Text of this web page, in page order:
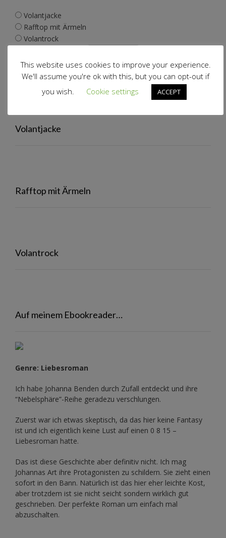
Volantjacke
Rafftop mit Ärmeln
Volantrock
View Results
Polls Archive
Volantjacke
Rafftop mit Ärmeln
Volantrock
Auf meinem Ebookreader…
Genre: Liebesroman
Ich habe Johanna Benden durch Zufall entdeckt und ihre
“Nebelsphäre”-Reihe geradezu verschlungen.
Zuerst war ich etwas skeptisch, da das hier keine Fantasy
ist und ich eigentlich keine Lust auf einen 0 8 15 –
Liebesroman hatte.
Das ist diese Geschichte aber definitiv nicht. Ich mag
Johannas Art ihre Protagonisten zu schildern. Sie zieht einen
sofort in den Bann. Natürlich ist das hier eher leichte Kost,
aber trotzdem ist sie nicht seicht sondern wirklich gut
geschrieben. Der perfekte Roman um einfach mal
abzuschalten.
This website uses cookies to improve your experience.
We'll assume you're ok with this, but you can opt-out if
you wish.
Cookie settings ACCEPT